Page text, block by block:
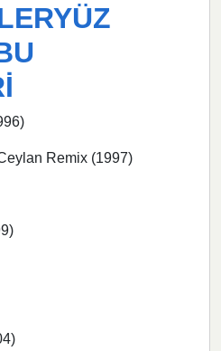
Remix (1997)